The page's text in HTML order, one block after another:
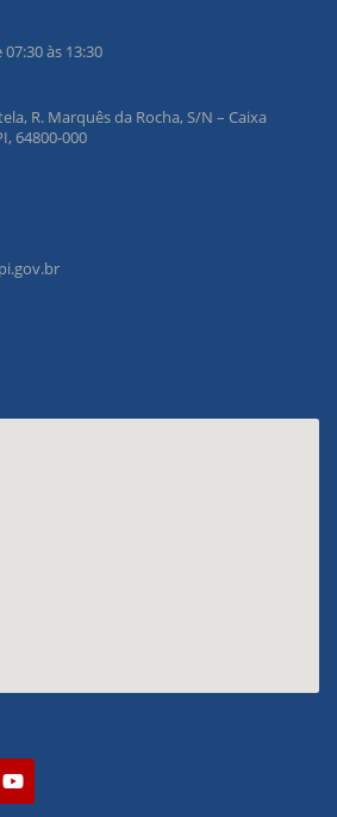
às 13:30
R. Marquês da Rocha, S/N – Caixa
64800-000